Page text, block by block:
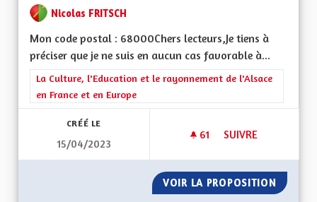
Nicolas FRITSCH
Mon code postal : 68000Chers lecteurs,Je tiens à
préciser que je ne suis en aucun cas favorable à...
Filtrer les résultats de la catégorie : La Culture, l'Education et
La Culture, l'Education et le rayonnement de l'Alsace
en France et en Europe
CRÉÉ LE
15/04/2023
61 61 ABONNÉS
SUIVRE
VOIR LA PROPOSITION